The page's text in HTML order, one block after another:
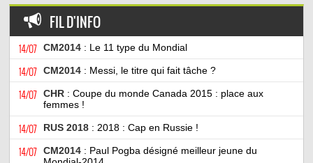
FIL D'INFO
14/07 CM2014 : Le 11 type du Mondial
14/07 CM2014 : Messi, le titre qui fait tâche ?
14/07 CHR : Coupe du monde Canada 2015 : place aux
femmes !
14/07 RUS 2018 : 2018 : Cap en Russie !
14/07 CM2014 : Paul Pogba désigné meilleur jeune du